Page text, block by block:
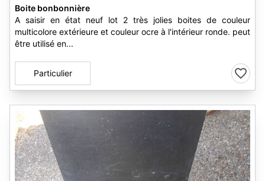
Boite bonbonnière
A saisir en état neuf lot 2 très jolies boites de couleur
multicolore extérieure et couleur ocre à l'intérieur ronde. peut
être utilisé en...
Particulier